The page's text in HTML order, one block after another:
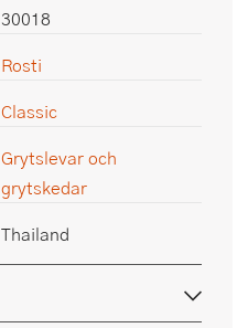
30018
Rosti
Classic
Grytslevar och
grytskedar
Thailand